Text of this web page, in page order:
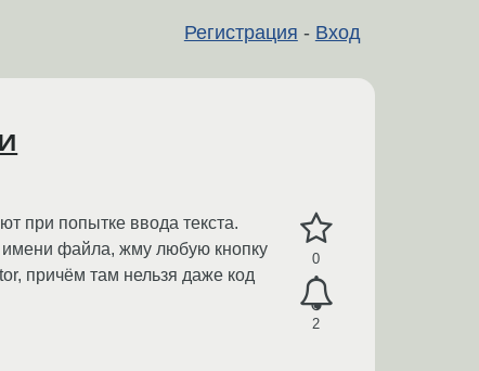
Регистрация - Вход
0
2
при попытке ввода текста.
имени файла, жму любую кнопку
причём там нельзя даже код